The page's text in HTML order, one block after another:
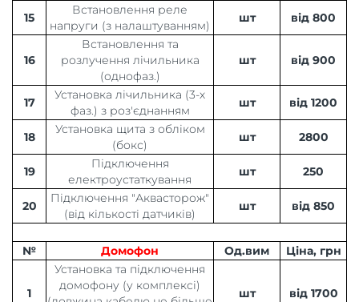
15
Встановлення реле
напруги (з налаштуванням)
шт від 800
16
Встановлення та
розлучення лічильника
(однофаз.)
шт від 900
17
Установка лічильника (3-х
фаз.) з роз'єднанням
шт від 1200
18
Установка щита з обліком
(бокс)
шт 2800
19
Підключення
електроустаткування
шт 250
20
Підключення "Аквасторож"
(від кількості датчиків)
шт від 850
№ Домофон Од.вим Ціна, грн
1
Установка та підключення
домофону (у комплексі)
шт від 1700